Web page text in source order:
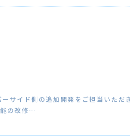
サイド側の追加開発をご担当いただ
の改修…